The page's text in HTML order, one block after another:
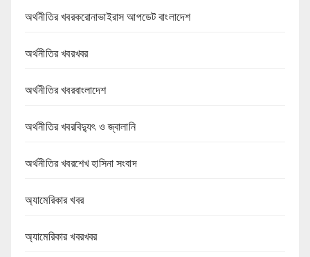
অর্থনীতির খবরকরোনাভাইরাস আপডেট বাংলাদেশ
অর্থনীতির খবরখবর
অর্থনীতির খবরবাংলাদেশ
অর্থনীতির খবরবিদ্যুৎ ও জ্বালানি
অর্থনীতির খবরশেখ হাসিনা সংবাদ
অ্যামেরিকার খবর
অ্যামেরিকার খবরখবর